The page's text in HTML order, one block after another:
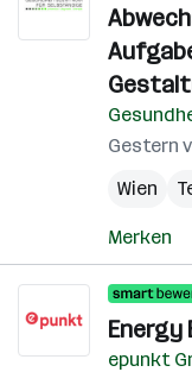
Gestern
Wien
Merken
Energy
epunkt